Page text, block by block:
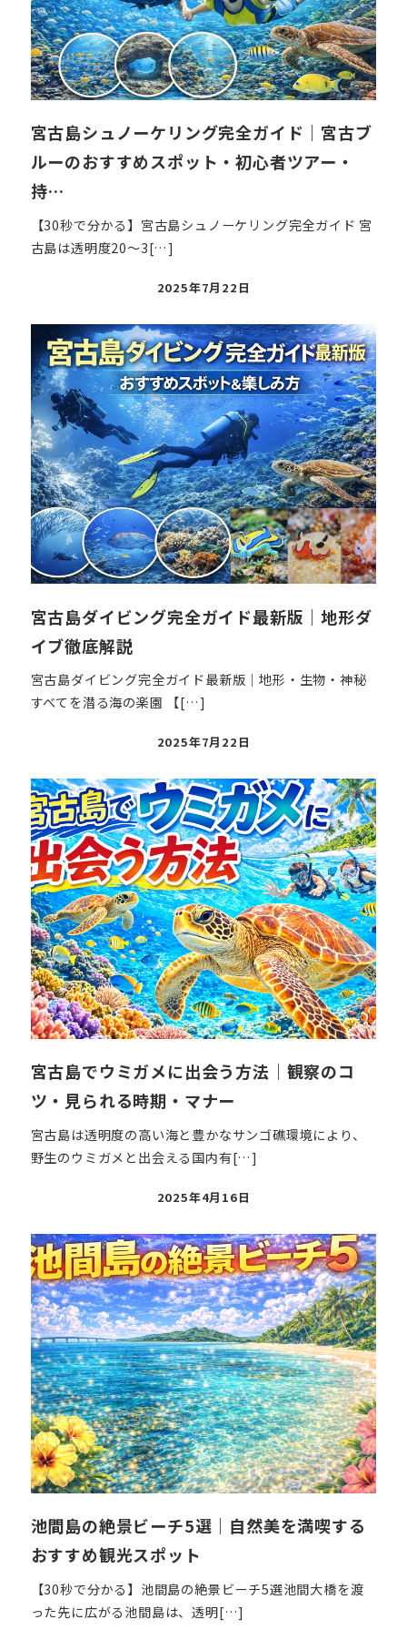
宮古島シュノーケリング完全ガイド｜宮古ブ
ルーのおすすめスポット・初心者ツアー・
持…
【30秒で分かる】宮古島シュノーケリング完全ガイド 宮
古島は透明度20〜3[…]
投
日
2025年7月22日
宮古島ダイビング完全ガイド最新版｜地形ダ
イブ徹底解説
宮古島ダイビング完全ガイド最新版｜地形・生物・神秘
すべてを潜る海の楽園 【[…]
投
日
2025年7月22日
宮古島でウミガメに出会う方法｜観察のコ
ツ・見られる時期・マナー
宮古島は透明度の高い海と豊かなサンゴ礁環境により、
野生のウミガメと出会える国内有[…]
投
日
2025年4月16日
池間島の絶景ビーチ5選｜自然美を満喫する
おすすめ観光スポット
【30秒で分かる】池間島の絶景ビーチ5選池間大橋を渡
った先に広がる池間島は、透明[…]